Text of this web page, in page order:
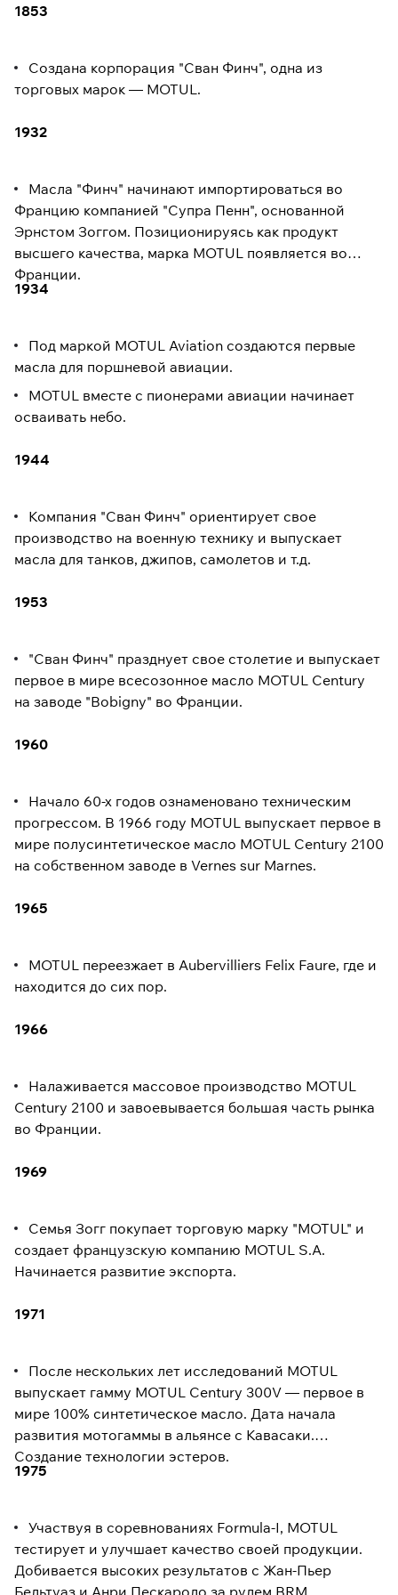
1853
Создана корпорация "Сван Финч", одна из
торговых марок — MOTUL.
1932
Масла "Финч" начинают импортироваться во
Францию компанией "Супра Пенн", основанной
Эрнстом Зоггом. Позиционируясь как продукт
высшего качества, марка MOTUL появляется во
Франции.
1934
Под маркой MOTUL Aviation создаются первые
масла для поршневой авиации.
MOTUL вместе с пионерами авиации начинает
осваивать небо.
1944
Компания "Сван Финч" ориентирует свое
производство на военную технику и выпускает
масла для танков, джипов, самолетов и т.д.
1953
"Сван Финч" празднует свое столетие и выпускает
первое в мире всесозонное масло MOTUL Century
на заводе "Bobigny" во Франции.
1960
Начало 60-х годов ознаменовано техническим
прогрессом. В 1966 году MOTUL выпускает первое в
мире полусинтетическое масло MOTUL Century 2100
на собственном заводе в Vernes sur Marnes.
1965
MOTUL переезжает в Aubervilliers Felix Faure, где и
находится до сих пор.
1966
Налаживается массовое производство MOTUL
Century 2100 и завоевывается большая часть рынка
во Франции.
1969
Семья Зогг покупает торговую марку "MOTUL" и
создает французскую компанию MOTUL S.A.
Начинается развитие экспорта.
1971
После нескольких лет исследований MOTUL
выпускает гамму MOTUL Century 300V — первое в
мире 100% синтетическое масло. Дата начала
развития мотогаммы в альянсе с Кавасаки.
Создание технологии эстеров.
1975
Участвуя в соревнованиях Formula-I, MOTUL
тестирует и улучшает качество своей продукции.
Добивается высоких результатов с Жан-Пьер
Бельтуаз и Анри Пескароло за рулем BRM.